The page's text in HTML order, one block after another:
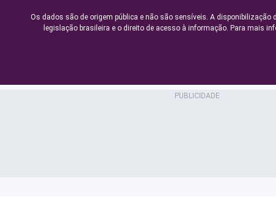
Os dados são de origem pública e não são sensíveis. A disponibilização
legislação brasileira e o direito de acesso à informação. Para mais